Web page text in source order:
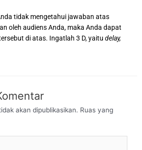
tidak mengetahui jawaban atas
oleh audiens Anda, maka Anda dapat
di atas. Ingatlah 3 D, yaitu delay,
akan dipublikasikan. Ruas yang